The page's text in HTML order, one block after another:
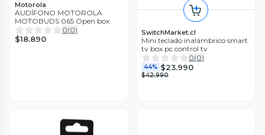
Motorola
AUDÍFONO MOTOROLA
MOTOBUDS 065 Open box
0(0)
$18.890
SwitchMarket.cl
Mini teclado inalámbrico smart
tv box pc control tv
0(0)
44% $23.990
$42.990